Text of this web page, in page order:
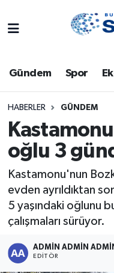
Gündem Spor
HABERLER GÜNDEM
oğlu 3
Kastamonu'nun
evden ayrıldıktan
5 yaşındaki oğlunu
çalışmaları sürüyor.
ADMİN ADMİN
EDITÖR
Bursa
Dünya
Eğitim
Ekonomi
Genel
Magazin
Trafik Durumu
Süper Lig Puan
Tüm Manşetler
Son Dakika
Haber Arşivi